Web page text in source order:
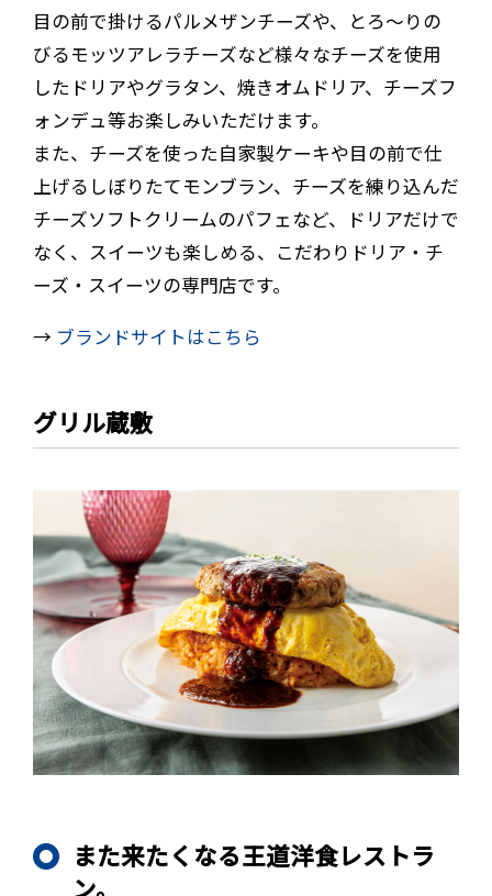
目の前で掛けるパルメザンチーズや、とろ～りの
びるモッツアレラチーズなど様々なチーズを使用
したドリアやグラタン、焼きオムドリア、チーズフ
ォンデュ等お楽しみいただけます。
また、チーズを使った自家製ケーキや目の前で仕
上げるしぼりたてモンブラン、チーズを練り込んだ
チーズソフトクリームのパフェなど、ドリアだけで
なく、スイーツも楽しめる、こだわりドリア・チ
ーズ・スイーツの専門店です。
→ ブランドサイトはこちら
グリル蔵敷
また来たくなる王道洋食レストラ
ン。